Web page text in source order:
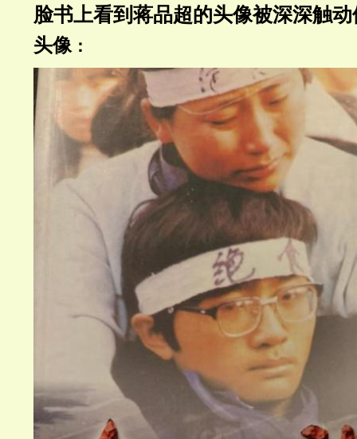
脸书上看到蒋品超的头像被深深触
头像 ：